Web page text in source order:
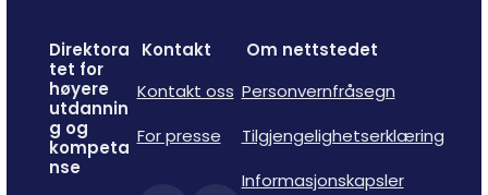
Direktora
tet for
høyere
utdannin
g og
kompeta
nse
Kontakt
Kontakt oss
For presse
Om nettstedet
Personvernfråsegn
Tilgjengelighetserklæring
Informasjonskapsler